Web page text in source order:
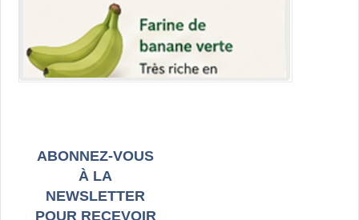
ABONNEZ-VOUS
À LA
NEWSLETTER
POUR RECEVOIR